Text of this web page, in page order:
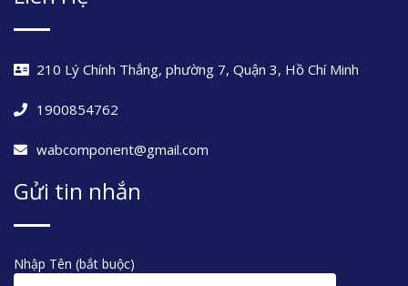
210 Lý Chính Thắng, phường 7, Quận 3, Hồ Chí Minh
1900854762
wabcomponent@gmail.com
Gửi tin nhắn
Nhập Tên (bắt buộc)